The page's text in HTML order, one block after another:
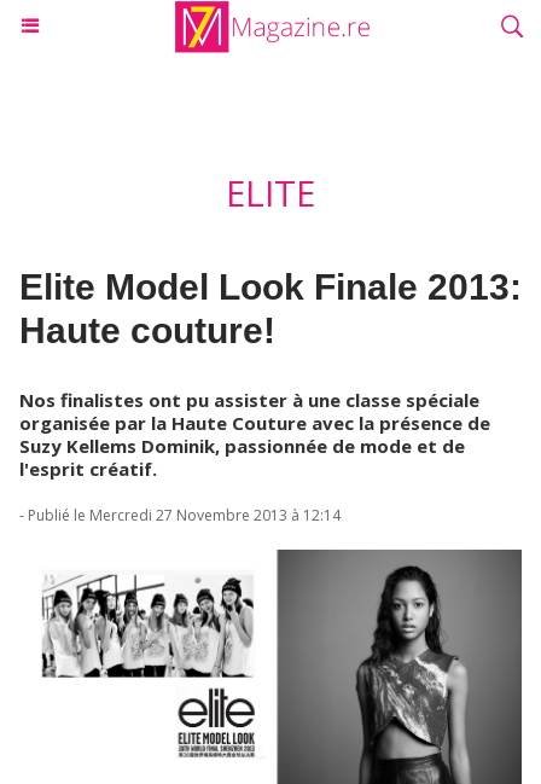
ELITE
Elite Model Look Finale 2013:
Haute couture!
Nos finalistes ont pu assister à une classe spéciale
organisée par la Haute Couture avec la présence de
Suzy Kellems Dominik, passionnée de mode et de
l'esprit créatif.
- Publié le Mercredi 27 Novembre 2013 à 12:14